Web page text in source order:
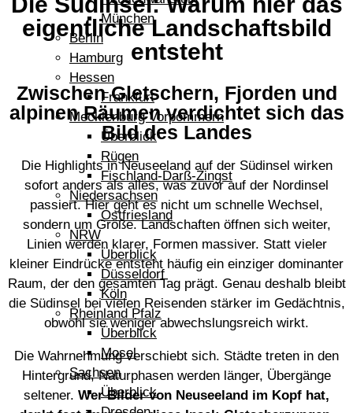
München
Berlin
Hamburg
Hessen
Frankfurt
Mecklenburg Vorpommern
Überblick
Rügen
Fischland-Darß-Zingst
Niedersachsen
Ostfriesland
NRW
Überblick
Düsseldorf
Köln
Rheinland Pfalz
Überblick
Mosel
Sachsen
Überblick
eigentliche Landschaftsbild
entsteht
Zwischen Gletschern, Fjorden und
alpinen Räumen verdichtet sich das
Bild des Landes
Die Highlights in Neuseeland auf der Südinsel wirken
sofort anders als alles, was zuvor auf der Nordinsel
passiert. Hier geht es nicht um schnelle Wechsel,
sondern um Größe. Landschaften öffnen sich weiter,
Linien werden klarer, Formen massiver. Statt vieler
kleiner Eindrücke entsteht häufig ein einziger dominanter
Raum, der den gesamten Tag prägt. Genau deshalb bleibt
die Südinsel bei vielen Reisenden stärker im Gedächtnis,
obwohl sie weniger abwechslungsreich wirkt.
Die Wahrnehmung verschiebt sich. Städte treten in den
Hintergrund, Naturphasen werden länger, Übergänge
seltener. Wer Bilder von Neuseeland im Kopf hat,